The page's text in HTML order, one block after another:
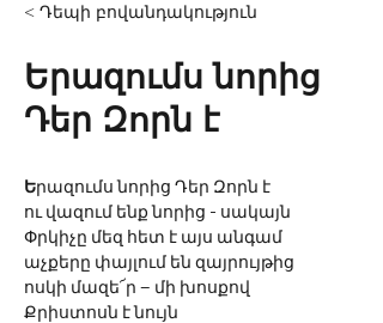
< Դեպի բովանդակություն
Երազումս նորից
Դեր Զորն է
Երազումս նորից Դեր Զորն է
ու վազում ենք նորից - սակայն
Փրկիչը մեզ հետ է այս անգամ
աչքերը փայլում են զայրույթից
ոսկի մազե՜ր – մի խոսքով
Քրիստոսն է նույն